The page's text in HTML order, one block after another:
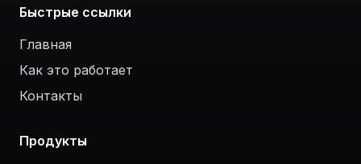
Быстрые ссылки
Главная
Как это работает
Контакты
Продукты